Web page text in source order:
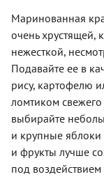
Маринованная
очень хрустящей,
нежесткой,
Подавайте ее в
рису, картофелю
ломтиком
выбирайте
и крупные
и фрукты лучше
под